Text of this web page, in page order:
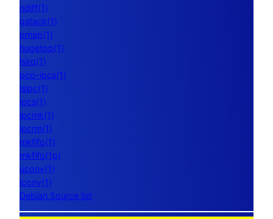
ndiff(1)
gstack(1)
pmap(1)
hugetop(1)
lsirq(1)
pcp-ipcs(1)
lsipc(1)
ipcs(1)
ipcmk(1)
ipcrm(1)
mkfifo(1)
mkfifo(1p)
uconv(1)
iconv(1)
Debian Source list